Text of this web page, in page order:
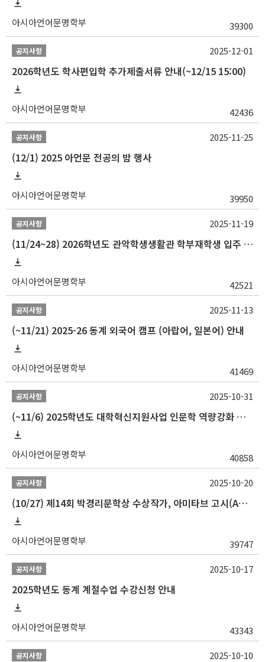
아시아언어문명학부 39300
공지사항
2026학년도 학사편입학 추가제출서류 안내(~12/15 15:00)
아시아언어문명학부 42436
2025-12-01
공지사항
(12/1) 2025 아언문 전공의 밤 행사
아시아언어문명학부 39950
2025-11-25
공지사항
(11/24~28) 2026학년도 관악학생생활관 학부재학생 입주 신청 일정 안내
아시아언어문명학부 42521
2025-11-19
공지사항
(~11/21) 2025-26 동계 외국어 캠프 (아랍어, 일본어) 안내
아시아언어문명학부 41469
2025-11-13
공지사항
(~11/6) 2025학년도 대학혁신지원사업 인문학 역량강화 동계 인턴십 참가자 선발 안내
아시아언어문명학부 40858
2025-10-31
공지사항
(10/27) 제14회 박경리문학상 수상작가, 아미타브 고시(Amitav Ghosh) 강연 안내
아시아언어문명학부 39747
2025-10-20
공지사항
2025학년도 동계 계절수업 수강신청 안내
아시아언어문명학부 43343
2025-10-17
공지사항 2025-10-10